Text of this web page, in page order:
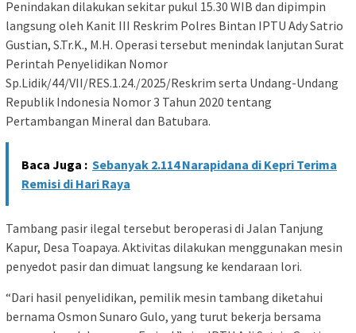
Penindakan dilakukan sekitar pukul 15.30 WIB dan dipimpin
langsung oleh Kanit III Reskrim Polres Bintan IPTU Ady Satrio
Gustian, S.Tr.K., M.H. Operasi tersebut menindak lanjutan Surat
Perintah Penyelidikan Nomor
Sp.Lidik/44/VII/RES.1.24./2025/Reskrim serta Undang-Undang
Republik Indonesia Nomor 3 Tahun 2020 tentang
Pertambangan Mineral dan Batubara.
Baca Juga : Sebanyak 2.114 Narapidana di Kepri Terima
Remisi di Hari Raya
Tambang pasir ilegal tersebut beroperasi di Jalan Tanjung
Kapur, Desa Toapaya. Aktivitas dilakukan menggunakan mesin
penyedot pasir dan dimuat langsung ke kendaraan lori.
“Dari hasil penyelidikan, pemilik mesin tambang diketahui
bernama Osmon Sunaro Gulo, yang turut bekerja bersama